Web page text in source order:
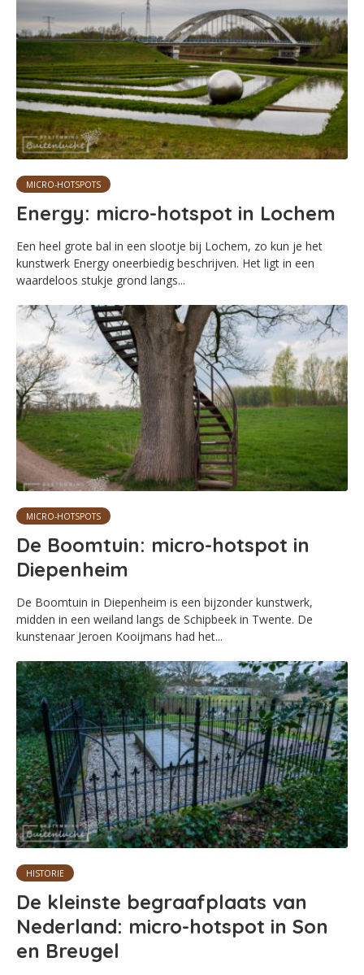
MICRO-HOTSPOTS
Energy: micro-hotspot in Lochem
Een heel grote bal in een slootje bij Lochem, zo kun je het
kunstwerk Energy oneerbiedig beschrijven. Het ligt in een
waardeloos stukje grond langs...
MICRO-HOTSPOTS
De Boomtuin: micro-hotspot in
Diepenheim
De Boomtuin in Diepenheim is een bijzonder kunstwerk,
midden in een weiland langs de Schipbeek in Twente. De
kunstenaar Jeroen Kooijmans had het...
HISTORIE
De kleinste begraafplaats van
Nederland: micro-hotspot in Son
en Breugel